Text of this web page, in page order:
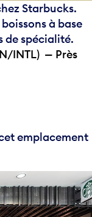
Starbucks.
à base
de spécialité.
INTL) — Près
emplacement